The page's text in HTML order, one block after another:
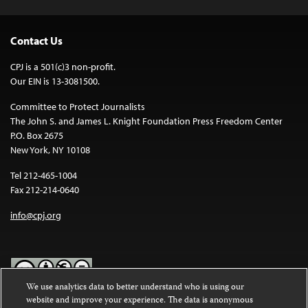
Contact Us
CPJ is a 501(c)3 non-profit.
Our EIN is 13-3081500.
Committee to Protect Journalists
The John S. and James L. Knight Foundation Press Freedom Center
P.O. Box 2675
New York, NY 10108
Tel 212-465-1004
Fax 212-214-0640
info@cpj.org
Except where noted, text on this website is licensed under a
We use analytics data to better understand who is using our
website and improve your experience. The data is anonymous